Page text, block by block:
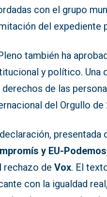
con el grupo
del expediente
también ha
y político. Una
derechos de las
del Orgullo de
presentada
y EU-Podemos
rechazo deVox. El
con la igualdad